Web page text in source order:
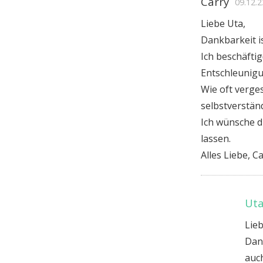
Liebe Uta,
Dankbarkeit
Ich
Wie oft
Ich wünsche
lassen.
Alles Liebe,